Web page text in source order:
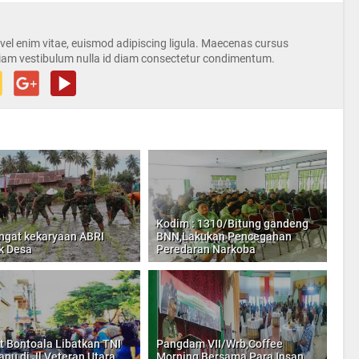
enim vitae, euismod adipiscing ligula. Maecenas cursus
vestibulum nulla id diam consectetur condimentum.
kekaryaan ABRI
Desa
Kodim : 1310/Bitung gandeng
BNN,Lakukan Pencegahan
Peredaran Narkoba
Bontoala Libatkan TNI
Pangdam VII/Wrb,Coffee